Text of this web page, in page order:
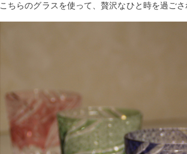
こちらのグラスを使って、贅沢なひと時を過ご